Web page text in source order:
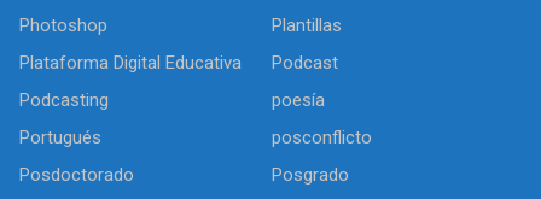
Photoshop
Plantillas
Plataforma Digital Educativa
Podcast
Podcasting
poesía
Portugués
posconflicto
Posdoctorado
Posgrado